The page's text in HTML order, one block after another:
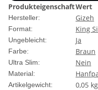
ProdukteigenschaftWert
Hersteller: Gizeh
Format: King
Ungebleicht: Ja
Farbe: Braun
Ultra Slim: Nein
Material:
Artikelgewicht: 0,05 kg